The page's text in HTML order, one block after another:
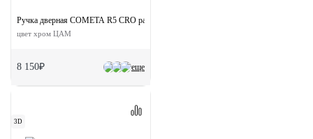
еще
Ручка дверная COMETA R5 CRO раздельная на круглой розетке
цвет хром ЦАМ
8 150₽
3D